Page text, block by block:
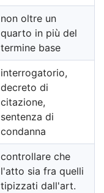
non oltre un
quarto in più del
termine base
interrogatorio,
decreto di
citazione,
sentenza di
condanna
controllare che
l'atto sia fra quelli
tipizzati dall'art.